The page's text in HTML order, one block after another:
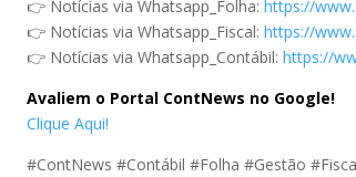
👉 Notícias via Whatsapp_Folha: https://
👉 Notícias via Whatsapp_Fiscal: https://
👉 Notícias via Whatsapp_Contábil: https://
Avaliem o Portal ContNews no Google!
Clique Aqui!
#ContNews #Contábil #Folha #Gestão